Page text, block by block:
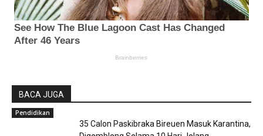
BACA JUGA
Pendidikan
35 Calon Paskibraka Bireuen Masuk Karantina,